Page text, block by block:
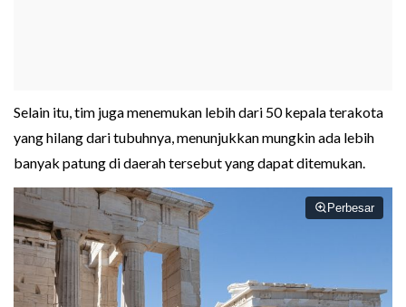
Selain itu, tim juga menemukan lebih dari 50 kepala terakota
yang hilang dari tubuhnya, menunjukkan mungkin ada lebih
banyak patung di daerah tersebut yang dapat ditemukan.
Perbesar